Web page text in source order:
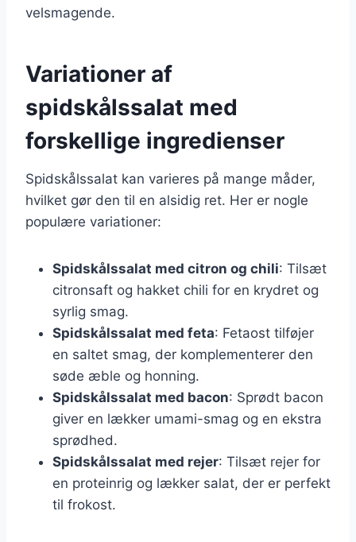
velsmagende.
Variationer af
spidskålssalat med
forskellige ingredienser
Spidskålssalat kan varieres på mange måder,
hvilket gør den til en alsidig ret. Her er nogle
populære variationer:
Spidskålssalat med citron og chili: Tilsæt
citronsaft og hakket chili for en krydret og
syrlig smag.
Spidskålssalat med feta: Fetaost tilføjer
en saltet smag, der komplementerer den
søde æble og honning.
Spidskålssalat med bacon: Sprødt bacon
giver en lækker umami-smag og en ekstra
sprødhed.
Spidskålssalat med rejer: Tilsæt rejer for
en proteinrig og lækker salat, der er perfekt
til frokost.